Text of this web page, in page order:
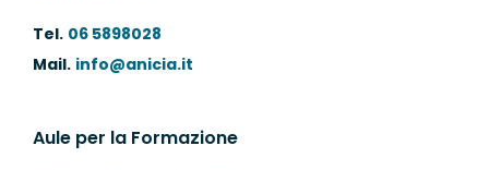
Tel. 06 5898028
Mail. info@anicia.it
Aule per la Formazione